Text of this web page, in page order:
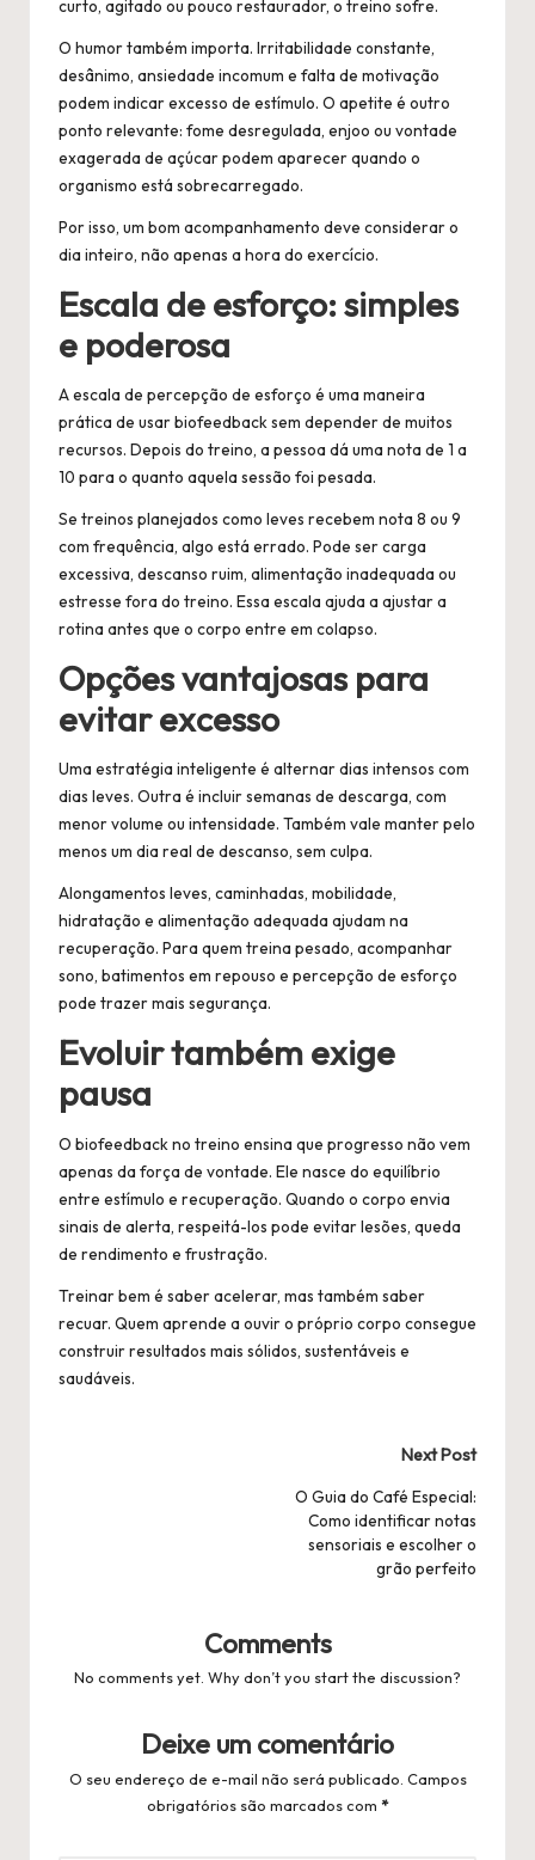
curto, agitado ou pouco restaurador, o treino sofre.
O humor também importa. Irritabilidade constante,
desânimo, ansiedade incomum e falta de motivação
podem indicar excesso de estímulo. O apetite é outro
ponto relevante: fome desregulada, enjoo ou vontade
exagerada de açúcar podem aparecer quando o
organismo está sobrecarregado.
Por isso, um bom acompanhamento deve considerar o
dia inteiro, não apenas a hora do exercício.
Escala de esforço: simples
e poderosa
A escala de percepção de esforço é uma maneira
prática de usar biofeedback sem depender de muitos
recursos. Depois do treino, a pessoa dá uma nota de 1 a
10 para o quanto aquela sessão foi pesada.
Se treinos planejados como leves recebem nota 8 ou 9
com frequência, algo está errado. Pode ser carga
excessiva, descanso ruim, alimentação inadequada ou
estresse fora do treino. Essa escala ajuda a ajustar a
rotina antes que o corpo entre em colapso.
Opções vantajosas para
evitar excesso
Uma estratégia inteligente é alternar dias intensos com
dias leves. Outra é incluir semanas de descarga, com
menor volume ou intensidade. Também vale manter pelo
menos um dia real de descanso, sem culpa.
Alongamentos leves, caminhadas, mobilidade,
hidratação e alimentação adequada ajudam na
recuperação. Para quem treina pesado, acompanhar
sono, batimentos em repouso e percepção de esforço
pode trazer mais segurança.
Evoluir também exige
pausa
O biofeedback no treino ensina que progresso não vem
apenas da força de vontade. Ele nasce do equilíbrio
entre estímulo e recuperação. Quando o corpo envia
sinais de alerta, respeitá-los pode evitar lesões, queda
de rendimento e frustração.
Treinar bem é saber acelerar, mas também saber
recuar. Quem aprende a ouvir o próprio corpo consegue
construir resultados mais sólidos, sustentáveis e
saudáveis.
Next Post
O Guia do Café Especial:
Como identificar notas
sensoriais e escolher o
grão perfeito
Comments
No comments yet. Why don’t you start the discussion?
Deixe um comentário
O seu endereço de e-mail não será publicado. Campos
obrigatórios são marcados com *